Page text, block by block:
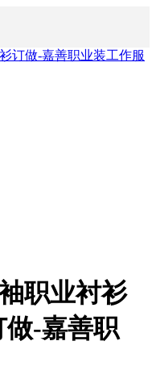
职业衬衫
做-嘉善职